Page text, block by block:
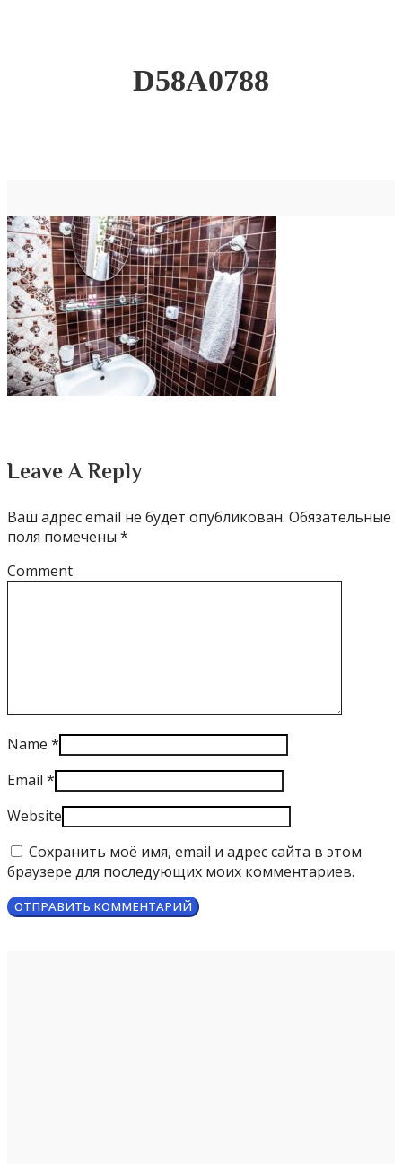
D58A0788
Leave A Reply
Ваш адрес email не будет опубликован. Обязательные
поля помечены *
Comment
Name *
Email *
Website
Сохранить моё имя, email и адрес сайта в этом
браузере для последующих моих комментариев.